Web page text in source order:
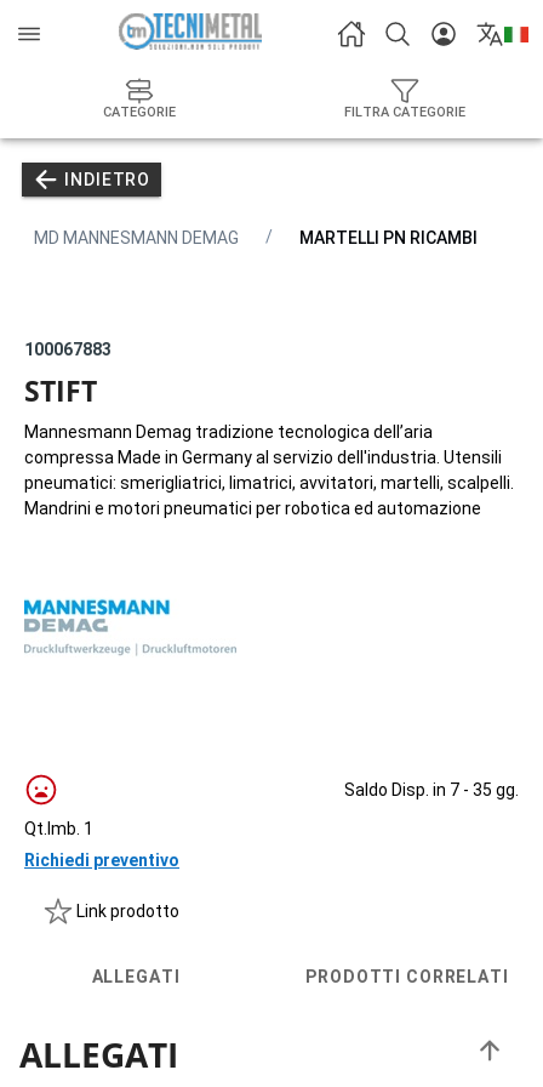
CATEGORIE FILTRA CATEGORIE
INDIETRO
MD MANNESMANN DEMAG MARTELLI PN RICAMBI
100067883
STIFT
Mannesmann Demag tradizione tecnologica dell’aria
compressa Made in Germany al servizio dell'industria. Utensili
pneumatici: smerigliatrici, limatrici, avvitatori, martelli, scalpelli.
Mandrini e motori pneumatici per robotica ed automazione
Saldo Disp. in 7 - 35 gg.
Qt.Imb. 1
Richiedi preventivo
Link prodotto
ALLEGATI PRODOTTI CORRELATI
ALLEGATI